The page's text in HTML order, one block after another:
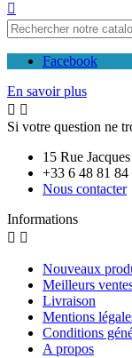

Facebook
En savoir plus
 
Si votre question ne
15 Rue
+33 6 48 81 84
Nous contacter
Informations
 
Nouveaux
Meilleurs
Livraison
Mentions
Conditions
A propos